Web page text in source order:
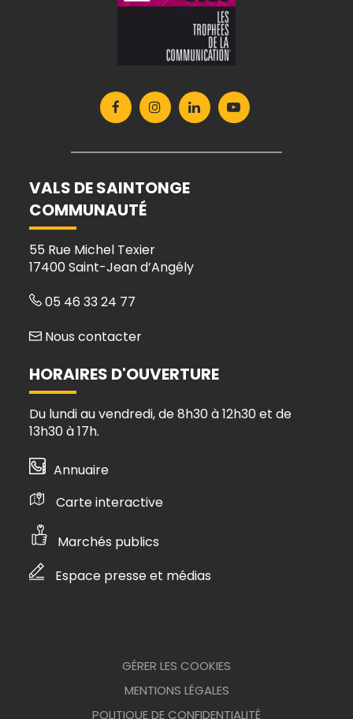
Lien
vers
Facebook
Lien
vers
Instagram
Lien
vers
Lien
vers
VALS DE SAINTONGE
COMMUNAUTÉ
55 Rue Michel Texier
17400 Saint-Jean d’Angély
05 46 33 24 77
Nous contacter
HORAIRES D'OUVERTURE
Du lundi au vendredi, de 8h30 à 12h30 et de
13h30 à 17h.
Annuaire
Carte interactive
Marchés publics
Espace presse et médias
GÉRER LES COOKIES
MENTIONS LÉGALES
POLITIQUE DE CONFIDENTIALITÉ